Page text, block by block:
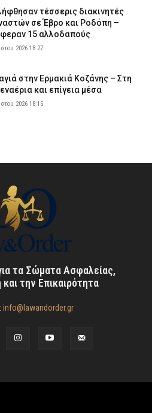
τέσσερις διακινητές
σε Έβρο και Ροδόπη –
15 αλλοδαπούς
2026 18:27
στην Ερμακιά Κοζάνης – Στη
και επίγεια μέσα
2026 18:15
τα Σώματα Ασφαλείας,
την Επικαιρότητα
info@lawandorder.gr